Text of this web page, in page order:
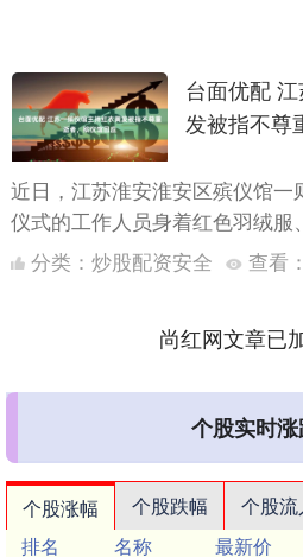
台面优配
发被指不尊
近日，江苏淮安淮安区殡仪馆
仪式的工作人员身着红色羽绒服
裤，与庄重肃穆的丧葬氛围格格
与家属双重冒....
分类： 炒股配资安全 查看：
尚红网文章已
个股实时
个股涨幅 个股跌幅 个股流
排名
名称 最新价